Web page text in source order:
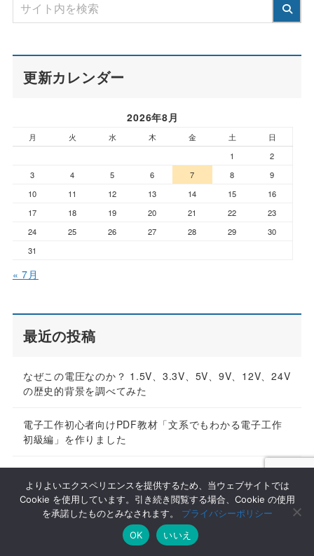
更新カレンダー
2026年8月
月 火 水 木 金 土
日
1
2
3
4 5 6 7 8
9
10
11 12 13 14 15
16
17
18 19 20 21 22
23
24
25 26 27 28 29
30
31
« 7月
最近の投稿
なぜこの電圧なのか？ 1.5V、3.3V、5V、9V、12V、24V
の歴史的背景を調べてみた
電子工作初心者向けPDF教材「文系でもわかる電子工作
初級編」を作りました
グのスピンオフ】
よりよいエクスペリエンスを提供するため、当ウェブサイトでは
Cookie を使用しています。引き続き閲覧する場合、Cookie の使用
を承諾したものとみなされます。 プライバシーポリシー
OK
いいえ